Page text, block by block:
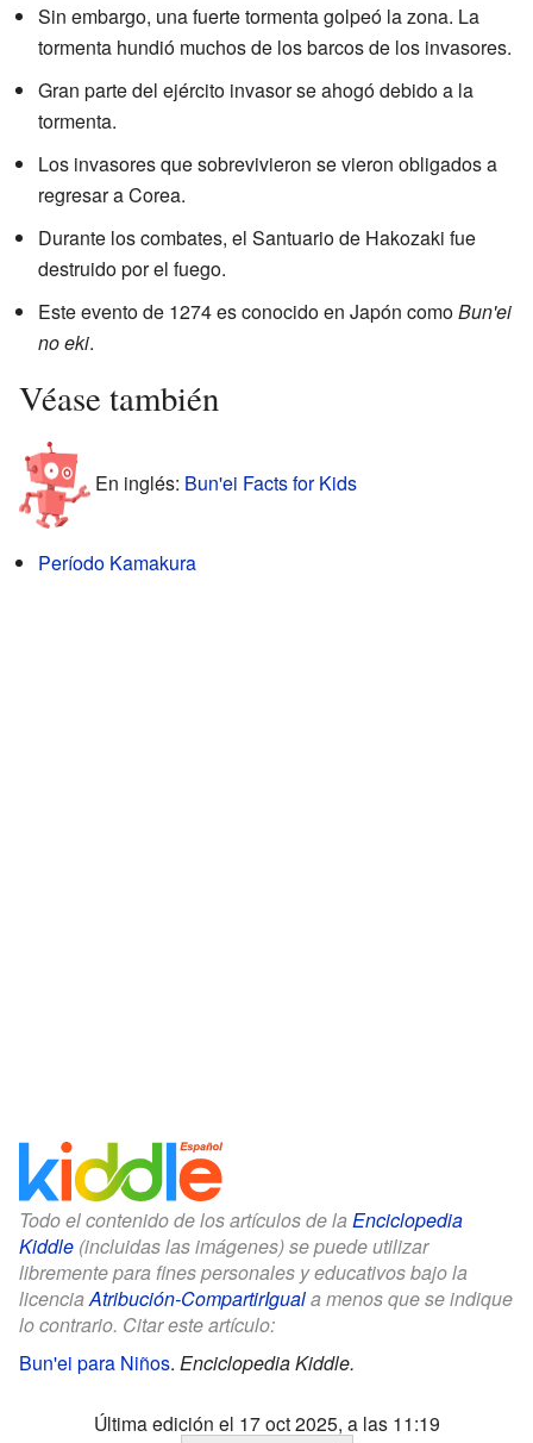
Sin embargo, una fuerte tormenta golpeó la zona. La
tormenta hundió muchos de los barcos de los invasores.
Gran parte del ejército invasor se ahogó debido a la
tormenta.
Los invasores que sobrevivieron se vieron obligados a
regresar a Corea.
Durante los combates, el Santuario de Hakozaki fue
destruido por el fuego.
Este evento de 1274 es conocido en Japón comoBun'ei
no eki.
Véase también
En inglés: Bun'ei Facts for Kids
Período Kamakura
Todo el contenido de los artículos de la Enciclopedia
Kiddle (incluidas las imágenes) se puede utilizar
libremente para fines personales y educativos bajo la
licenciaAtribución-CompartirIguala menos que se indique
lo contrario. Citar este artículo:
Bun'ei para Niños. Enciclopedia Kiddle.
Última edición el 17 oct 2025, a las 11:19